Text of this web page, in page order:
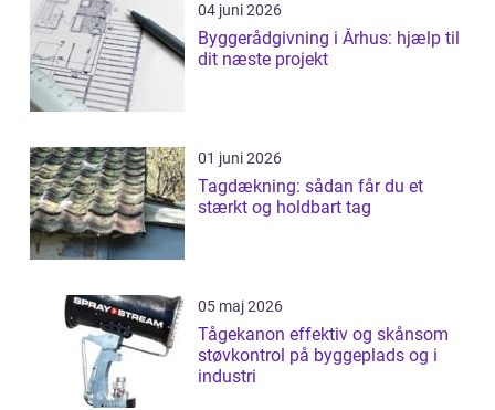
04 juni 2026
Byggerådgivning i Århus: hjælp til
dit næste projekt
01 juni 2026
Tagdækning: sådan får du et
stærkt og holdbart tag
05 maj 2026
Tågekanon effektiv og skånsom
støvkontrol på byggeplads og i
industri